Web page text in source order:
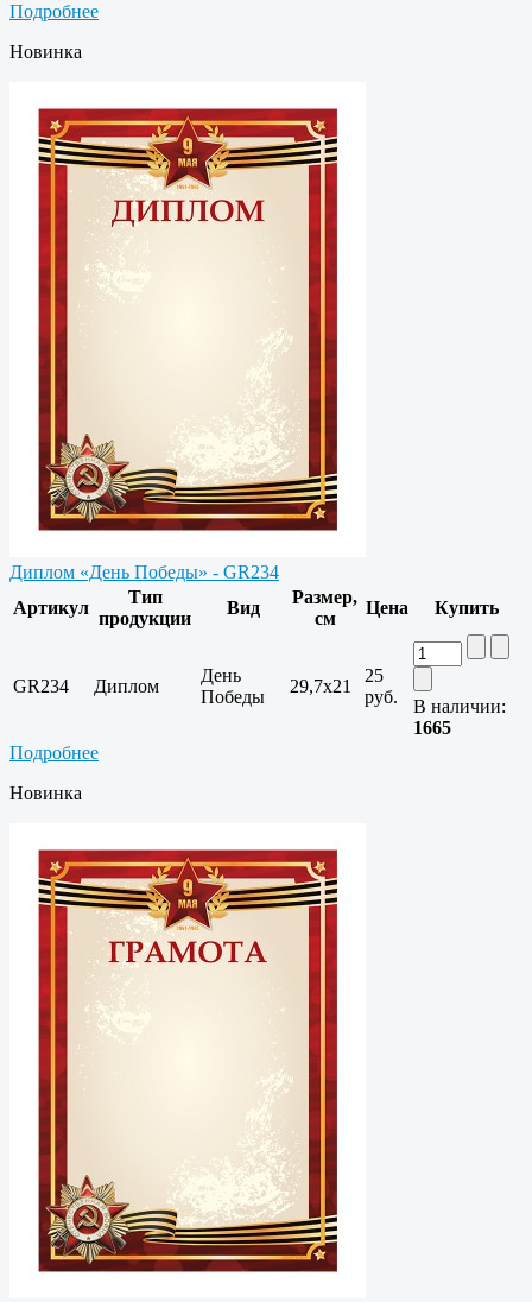
Подробнее
Новинка
Диплом «День Победы» - GR234
Артикул
Тип
продукции
Вид
Размер,
см
Цена Купить
GR234 Диплом
День
Победы
29,7x21
25
руб.
В наличии:
1665
Подробнее
Новинка